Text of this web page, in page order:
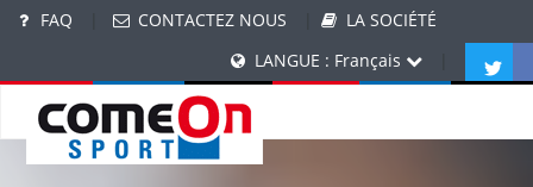
FAQ CONTACTEZ NOUS
LA SOCIÉTÉ
LANGUE : Français